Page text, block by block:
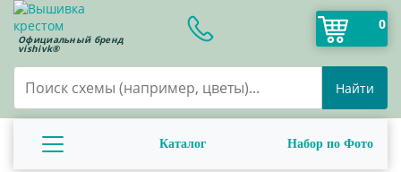
Официальный бренд
vishivk®
0
Найти
Каталог Набор по Фото